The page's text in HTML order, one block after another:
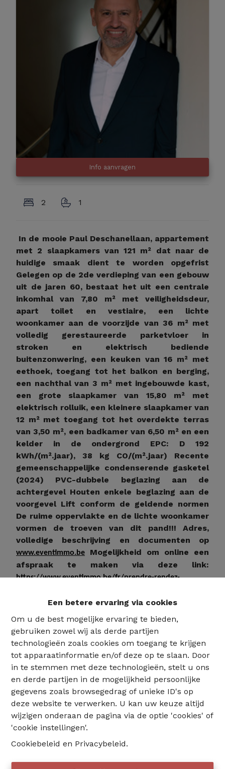
Een betere ervaring via cookies
Om u de best mogelijke ervaring te bieden,
gebruiken zowel wij als derde partijen
technologieën zoals cookies om toegang te krijgen
tot apparaatinformatie en/of deze op te slaan. Door
in te stemmen met deze technologieën, stelt u ons
en derde partijen in de mogelijkheid persoonlijke
gegevens zoals browsegedrag of unieke ID's op
deze website te verwerken. U kan uw keuze altijd
wijzigen onderaan de pagina via de optie 'cookies' of
'cookie instellingen'.
Cookiebeleid en Privacybeleid.
Info aanvragen
2 1
In de mooie Paul Deschanellaan, appartement
met 2 slaapkamers van 121 m² dat naar de
huidige smaak dient te worden opgefrist
Gelegen op de 2de verdieping van een gebouw
uit de jaren 60, bestaat het uit een centrale
inkomhal van 7,80 m² met veiligheidsdeur,
apart toilet en vestiaire, een lichte
woonkamer aan de voorzijde van 36 m² met
volledig gerestaureerde parketvloer in
stroken en elektrisch bediende
buitenzonwering, een keuken van 16 m² met
eethoek, toegang tot het balkon en berging,
een nachthal van 3 m² met ingebouwde kast,
een grote slaapkamer van 15,80 m² met
elektrisch rolluik, een kleinere slaapkamer van
12 m² met toegang tot het overdekte terras
van 3,50 m², een badkamer van 6,50 m² en een
kelder in de ondergrond EPC: D 192
kWh/(m².jaar), 38 kg CO/(m².jaar) Recente
gemeenschappelijke condenserende gasketel
(2024) PVC-dubbele beglazing aan de
achtergevel Houten enkele beglazing aan de
voorgevel Lift conform de geldende normen
De ruime oppervlakte en de lichte woonkamer
vormen de troeven van dit pand!!! Adres,
volledige beschrijving en documenten op
www.eventimmo.be Mogelijkheid om online een
afspraak te maken via deze link:
https://www.eventimmo.be/fr/prendre-rendez-
Verdieping: 2de verdieping links van 8
verdiepingen
Aantal wooneenheden in het gebouw: 15
Niet-geïndexeerd kadastraal inkomen: 1.551/jaar
Onroerende voorheffing: Niet meegedeeld
Algemene staat: Op te frissen naar de huidige
Beschikbaarheid: Bij het verlijden van de akte